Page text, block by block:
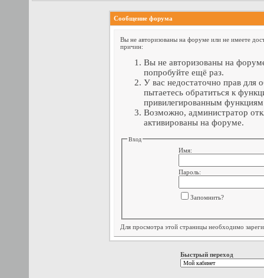
Сообщение форума
Вы не авторизованы на форуме или не имеете
причин:
Вы не авторизованы на
попробуйте ещё раз.
У вас недостаточно прав для
пытаетесь обратиться к
привилегированным
Возможно, администратор
активированы на форуме.
Вход
Имя:
Пароль:
Запомнить?
Для просмотра этой страницы необходимо
Быстрый переход